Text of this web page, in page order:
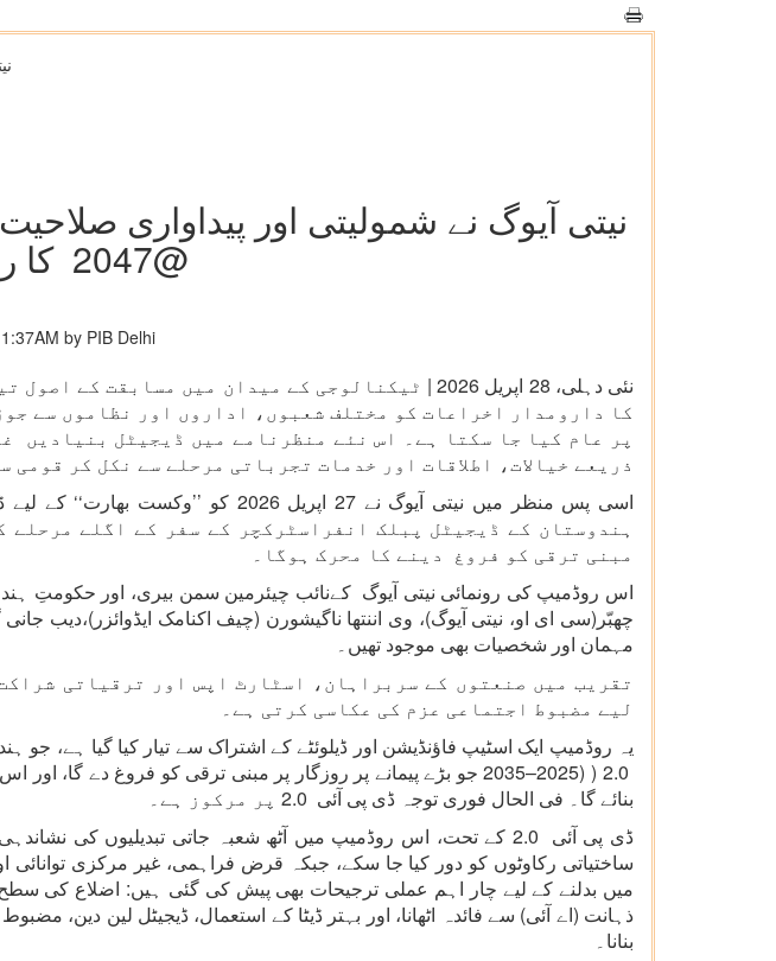
نیتی آیوگ نے شمولیتی اور پیداواری
@2047 کا روڈمیپ جاری کیا
by PIB Delhi
نئی دہلی، 28 اپریل 2026 | ٹیکنالوجی کے میدان میں
کا دارومدار اخراعات کو مختلف شعبوں، اداروں اور نظاموں سے
پر عام کیا جا سکتا ہے۔ اس نئے منظرنامے میں ڈیجیٹل بنیادیں
ذریعے خیالات، اطلاقات اور خدمات تجرباتی مرحلے سے نکل کر قومی
ہندوستان کے ڈیجیٹل پبلک انفراسٹرکچر کے سفر کے اگلے
مبنی ترقی کو فروغ دینے کا محرک ہوگا۔
اس روڈمیپ کی رونمائی نیتی آیوگ کےنائب چیئرمین سمن بیری، اور حکومتِ
چھبّر(سی ای او، نیتی آیوگ)، وی اننتھا ناگیشورن (چیف اکنامک ایڈوائزر)،دیب
مہمان اور شخصیات بھی موجود تھیں۔
تقریب میں صنعتوں کے سربراہان، اسٹارٹ اپس اور ترقیاتی
لیے مضبوط اجتماعی عزم کی عکاسی کرتی ہے۔
یہ روڈمیپ ایک اسٹیپ فاؤنڈیشن اور ڈیلوئٹے کے اشتراک سے تیار کیا گیا ہے،
بنائے گا۔ فی الحال فوری توجہ ڈی پی آئی 2.0 پر مرکوز ہے۔
ڈی پی آئی 2.0 کے تحت، اس روڈمیپ میں آٹھ شعبہ جاتی تبدیلیوں
ساختیاتی رکاوٹوں کو دور کیا جا سکے، جبکہ قرض فراہمی، غیر مرکزی توانائی
میں بدلنے کے لیے چار اہم عملی ترجیحات بھی پیش کی گئی ہیں: اضلاع کی سطح
ذہانت (اے آئی) سے فائدہ اٹھانا، اور بہتر ڈیٹا کے استعمال، ڈیجیٹل لین دین،
بنانا۔